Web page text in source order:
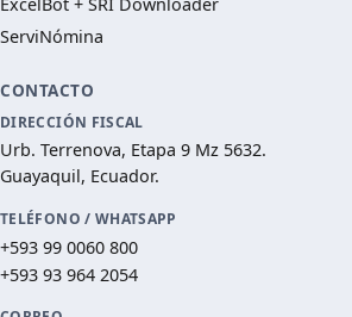
ServiNómina
CONTACTO
DIRECCIÓN FISCAL
Urb. Terrenova, Etapa 9 Mz 5632.
Guayaquil, Ecuador.
TELÉFONO / WHATSAPP
+593 99 0060 800
+593 93 964 2054